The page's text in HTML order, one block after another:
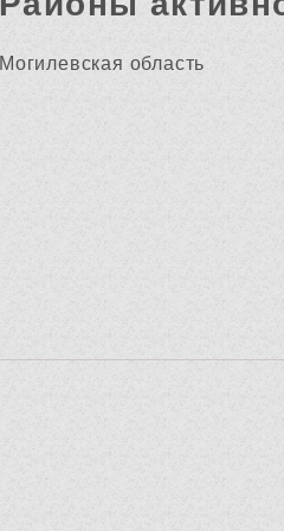
Могилевская область